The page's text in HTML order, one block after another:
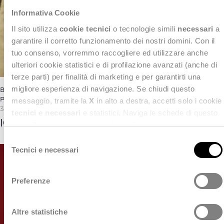
Informativa Cookie
Il sito utilizza cookie tecnici o tecnologie simili necessari a
garantire il corretto funzionamento dei nostri domini. Con il
tuo consenso, vorremmo raccogliere ed utilizzare anche
ulteriori cookie statistici e di profilazione avanzati (anche di
terze parti) per finalità di marketing e per garantirti una
migliore esperienza di navigazione. Se chiudi questo
messaggio, tramite la X in alto a destra, accetti solo i cookie
pannello per conoscere i cookie utilizzati e impostare i
nostraPrivacy Policy
Tecnici e necessari
Preferenze
Altre statistiche
BENI CULTURALI,CASE STUDY,NEXT CULTURE&HERITAGE
PORTFOLIO
3 Novembre 2025
ICAR. Portale Antenati